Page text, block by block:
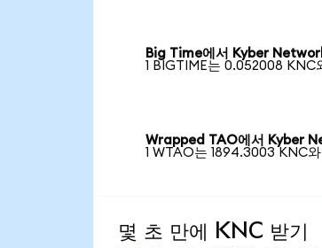
Big Time에서 Kyber
1 BIGTIME는 0.052008 KNC
Wrapped TAO에서 Kyber
1 WTAO는 1894.3003 KNC
몇 초 만에 KNC 받기